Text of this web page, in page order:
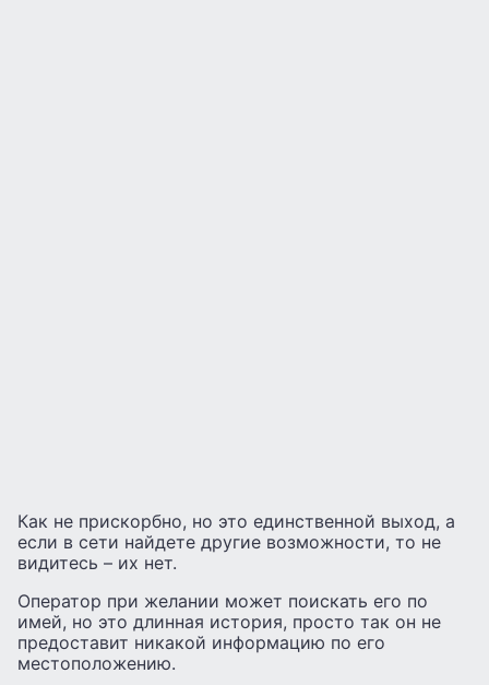
Как не прискорбно, но это единственной выход, а
если в сети найдете другие возможности, то не
видитесь – их нет.
Оператор при желании может поискать его по
имей, но это длинная история, просто так он не
предоставит никакой информацию по его
местоположению.